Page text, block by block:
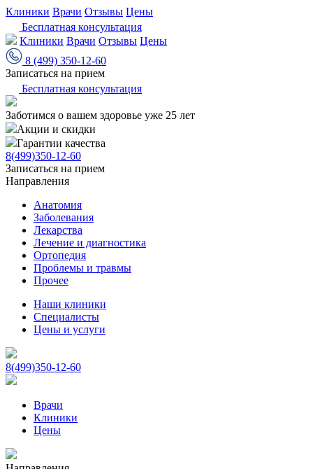
Клиники Врачи Отзывы Цены
Бесплатная консультация
Клиники Врачи Отзывы Цены
8 (499) 350-12-60
Записаться на прием
Бесплатная консультация
Заботимся о вашем здоровье уже 25 лет
Акции и скидки
Гарантии качества
8(499)350-12-60
Записаться на прием
Направления
Анатомия
Заболевания
Лекарства
Лечение и диагностика
Ортопедия
Проблемы и травмы
Прочее
Наши клиники
Специалисты
Цены и услуги
8(499)350-12-60
Врачи
Клиники
Цены